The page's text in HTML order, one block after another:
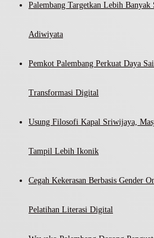
Palembang Targetkan Lebih Banyak
Adiwiyata
Pemkot Palembang Perkuat Daya
Transformasi Digital
Usung Filosofi Kapal Sriwijaya,
Tampil Lebih Ikonik
Cegah Kekerasan Berbasis Gender
Pelatihan Literasi Digital